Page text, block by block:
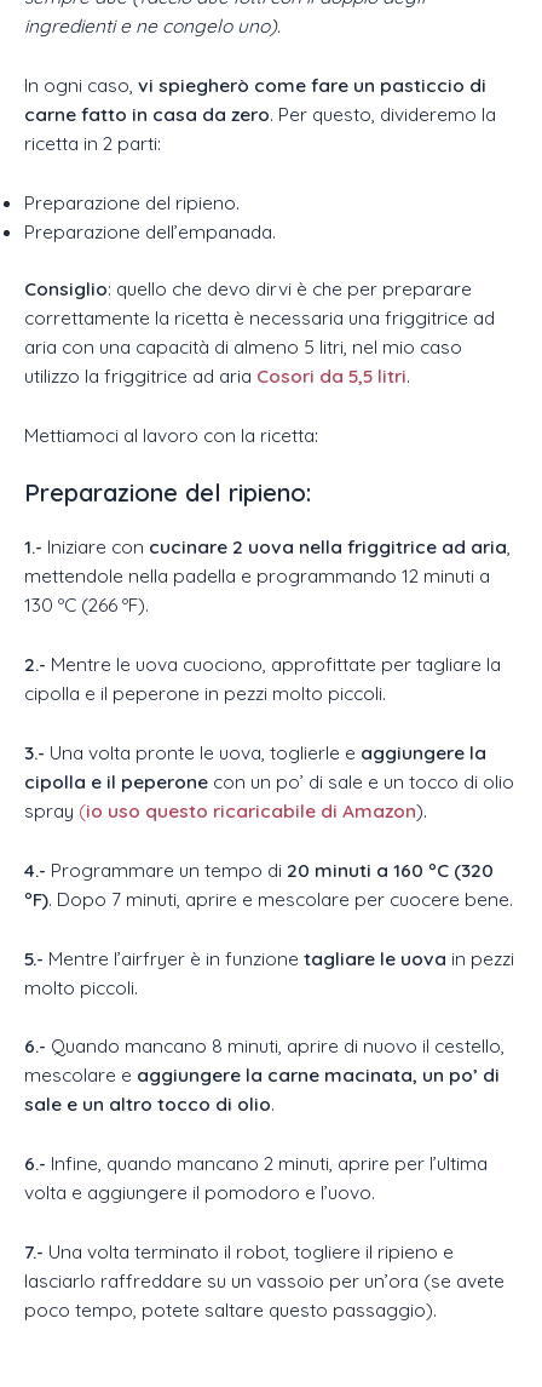
ingredienti e ne congelo uno).
In ogni caso, vi spiegherò come fare un pasticcio di
carne fatto in casa da zero. Per questo, divideremo la
ricetta in 2 parti:
Preparazione del ripieno.
Preparazione dell’empanada.
Consiglio: quello che devo dirvi è che per preparare
correttamente la ricetta è necessaria una friggitrice ad
aria con una capacità di almeno 5 litri, nel mio caso
utilizzo la friggitrice ad aria Cosori da 5,5 litri.
Mettiamoci al lavoro con la ricetta:
Preparazione del ripieno:
1.- Iniziare con cucinare 2 uova nella friggitrice ad aria,
mettendole nella padella e programmando 12 minuti a
130 ºC (266 ºF).
2.- Mentre le uova cuociono, approfittate per tagliare la
cipolla e il peperone in pezzi molto piccoli.
3.- Una volta pronte le uova, toglierle e aggiungere la
cipolla e il peperone con un po’ di sale e un tocco di olio
spray (io uso questo ricaricabile di Amazon).
4.- Programmare un tempo di 20 minuti a 160 ºC (320
ºF). Dopo 7 minuti, aprire e mescolare per cuocere bene.
5.- Mentre l’airfryer è in funzione tagliare le uova in pezzi
molto piccoli.
6.- Quando mancano 8 minuti, aprire di nuovo il cestello,
mescolare e aggiungere la carne macinata, un po’ di
sale e un altro tocco di olio.
6.- Infine, quando mancano 2 minuti, aprire per l’ultima
volta e aggiungere il pomodoro e l’uovo.
7.- Una volta terminato il robot, togliere il ripieno e
lasciarlo raffreddare su un vassoio per un’ora (se avete
poco tempo, potete saltare questo passaggio).